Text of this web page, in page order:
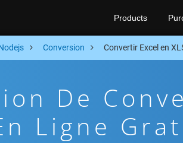
Products
Conversion Convertir Excel en
De
Ligne